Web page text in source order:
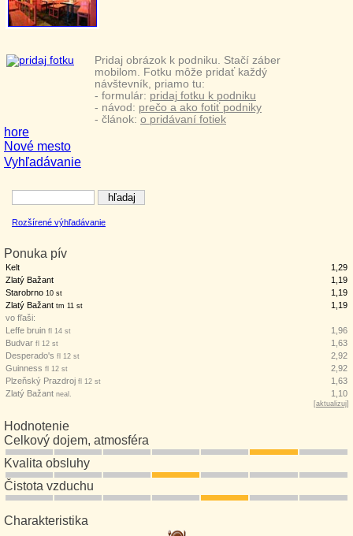
Vyhľadávanie
Rozšírené výhľadávanie
Ponuka pív
Kelt
1,29
Zlatý Bažant
1,19
Starobrno 10 st
1,19
Zlatý Bažant tm 11 st
1,19
vo fľaši:
Leffe bruin fl 14 st
1,96
Budvar fl 12 st
1,63
Desperado's fl 12 st
2,92
Guinness fl 12 st
2,92
Plzeňský Prazdroj fl 12 st
1,63
Zlatý Bažant neal. 1,10
[aktualizuj]
Hodnotenie
Celkový dojem, atmosféra
Kvalita obsluhy
Čistota vzduchu
Charakteristika
Pridaj obrázok k podniku. Stačí záber
mobilom. Fotku môže pridať každý
návštevník, priamo tu:
- formulár: pridaj fotku k podniku
- návod: prečo a ako fotiť podniky
- článok: o pridávaní fotiek
hore
Nové mesto